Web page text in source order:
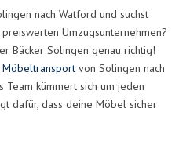
nach Watford und suchst
Umzugsunternehmen?
Bäcker Solingen genau richtig!
Möbeltransport von Solingen nach
kümmert sich um jeden
dafür, dass deine Möbel sicher